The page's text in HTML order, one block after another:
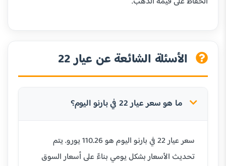
الأسئلة الشائعة عن عيار 22
ما هو سعر عيار 22 في بارنو اليوم؟
سعر عيار 22 في بارنو اليوم هو 110.26 يورو. يتم
تحديث الأسعار بشكل يومي بناءً على أسعار السوق